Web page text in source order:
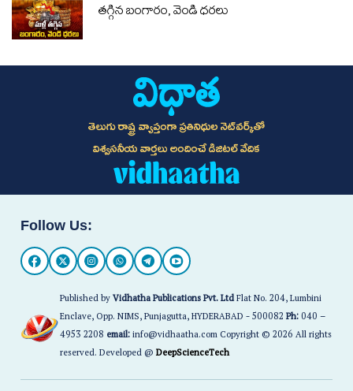
తగ్గిన బంగారం, వెండి ధరలు
తెలుగు రాష్ట్ర వ్యాప్తంగా ప్రతినిధుల నెట్‌వర్క్‌తో
విశ్వసనీయ వార్తలు అందించే డిజిటల్ వేదిక
Follow Us:
Published byVidhatha Publications Pvt. LtdFlat No. 204, Lumbini
Enclave, Opp. NIMS, Punjagutta, HYDERABAD - 500082Ph:040 –
4953 2208 email:info@vidhaatha.com Copyright © 2026 All rights
reserved. Developed @DeepScienceTech